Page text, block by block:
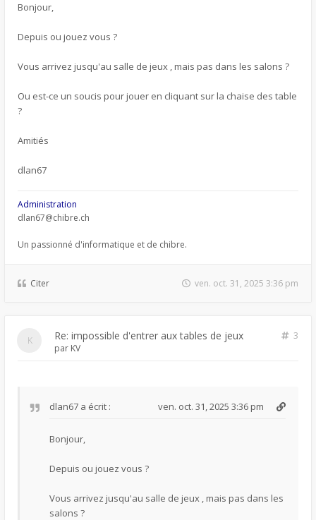
Bonjour,
Depuis ou jouez vous ?
Vous arrivez jusqu'au salle de jeux , mais pas dans les salons ?
Ou est-ce un soucis pour jouer en cliquant sur la chaise des table
?
Amitiés
dlan67
Administration
dlan67@chibre.ch
Un passionné d'informatique et de chibre.
Citer ven. oct. 31, 2025 3:36 pm
Re: impossible d'entrer aux tables de jeux
3
par KV
dlan67 a écrit : ven. oct. 31, 2025 3:36 pm
Bonjour,
Depuis ou jouez vous ?
Vous arrivez jusqu'au salle de jeux , mais pas dans les
salons ?